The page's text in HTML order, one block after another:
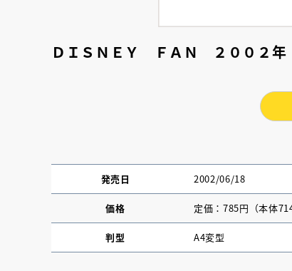
ＤＩＳＮＥＹ ＦＡＮ ２００２
発売日 2002/06/18
価格 定価：785円（本体714
判型 A4変型